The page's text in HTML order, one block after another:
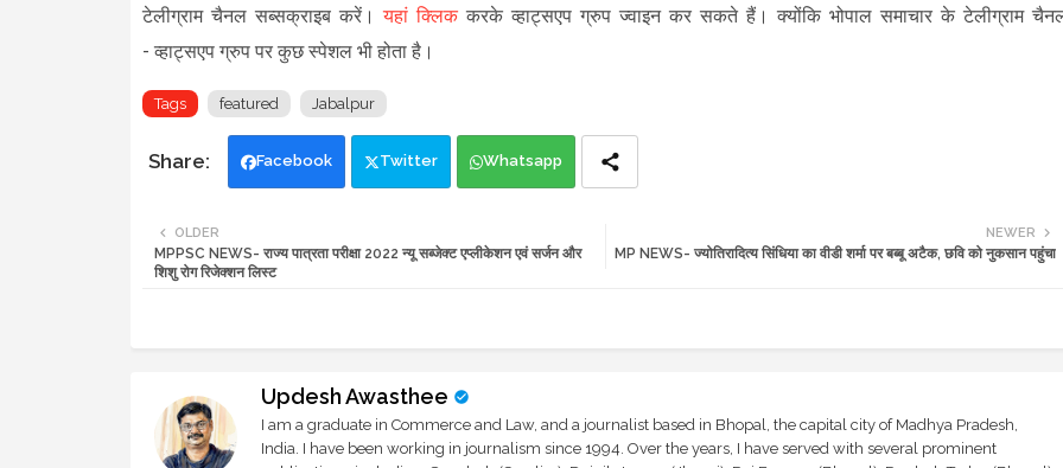
टेलीग्राम चैनल सब्सक्राइब करें।यहां क्लिककरके व्हाट्सएप ग्रुप ज्वाइन कर सकते हैं। क्योंकि भोपाल समाचार के टेलीग्राम
- व्हाट्सएप ग्रुपपर कुछ स्पेशल भी होता है।
Tags featured Jabalpur
Facebook Twitter Whatsapp
NEWER
MP NEWS- ज्योतिरादित्य सिंधिया का वीडी शर्मा पर बब्बू अटैक, छवि को नुकसान पहुंचा
OLDER
MPPSC NEWS- राज्य पात्रता परीक्षा 2022 न्यू सब्जेक्ट एप्लीकेशन एवं सर्जन और
शिशु रोग रिजेक्शन लिस्ट
Updesh Awasthee
I am a graduate in Commerce and Law, and a journalist based in Bhopal, the capital city of Madhya Pradesh,
India. I have been working in journalism since 1994. Over the years, I have served with several prominent